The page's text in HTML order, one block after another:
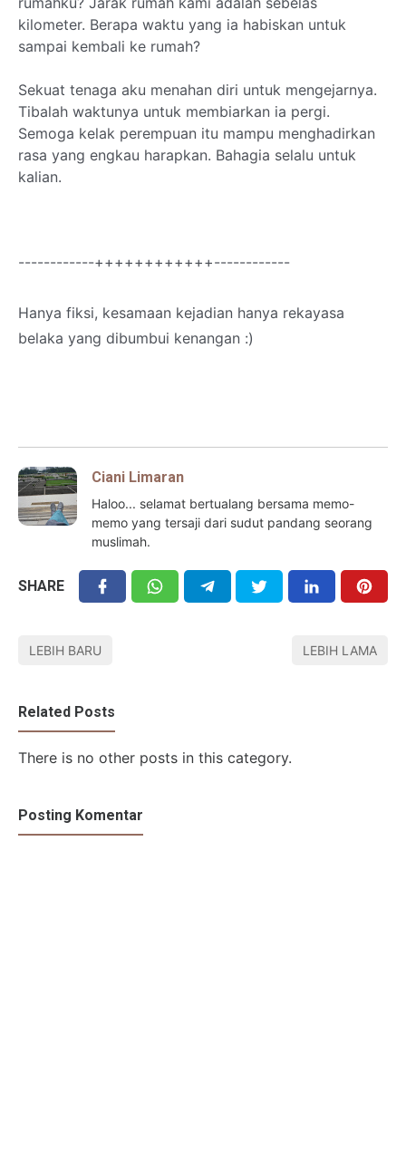
kilometer. Berapa waktu yang ia habiskan untuk
sampai kembali ke rumah?
Sekuat tenaga aku menahan diri untuk mengejarnya.
Tibalah waktunya untuk membiarkan ia pergi.
Semoga kelak perempuan itu mampu menghadirkan
rasa yang engkau harapkan. Bahagia selalu untuk
kalian.
------------++++++++++++------------
Hanya fiksi, kesamaan kejadian hanya rekayasa
belaka yang dibumbui kenangan :)
Ciani Limaran
Haloo... selamat bertualang bersama memo-
memo yang tersaji dari sudut pandang seorang
muslimah.
SHARE
LEBIH BARU LEBIH LAMA
Related Posts
There is no other posts in this category.
Posting Komentar